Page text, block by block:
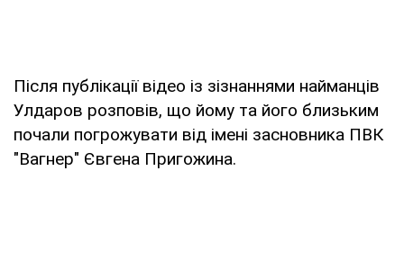
Після публікації відео із зізнаннями найманців
Улдаров розповів, що йому та його близьким
почали погрожувати від імені засновника ПВК
"Вагнер" Євгена Пригожина.